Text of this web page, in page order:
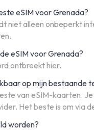
eSIM voor Grenada?
niet alleen onbeperkt
eSIM voor Grenada?
ontbreekt hier.
op mijn bestaande
van eSIM-kaarten.
Het beste is om via
worden?